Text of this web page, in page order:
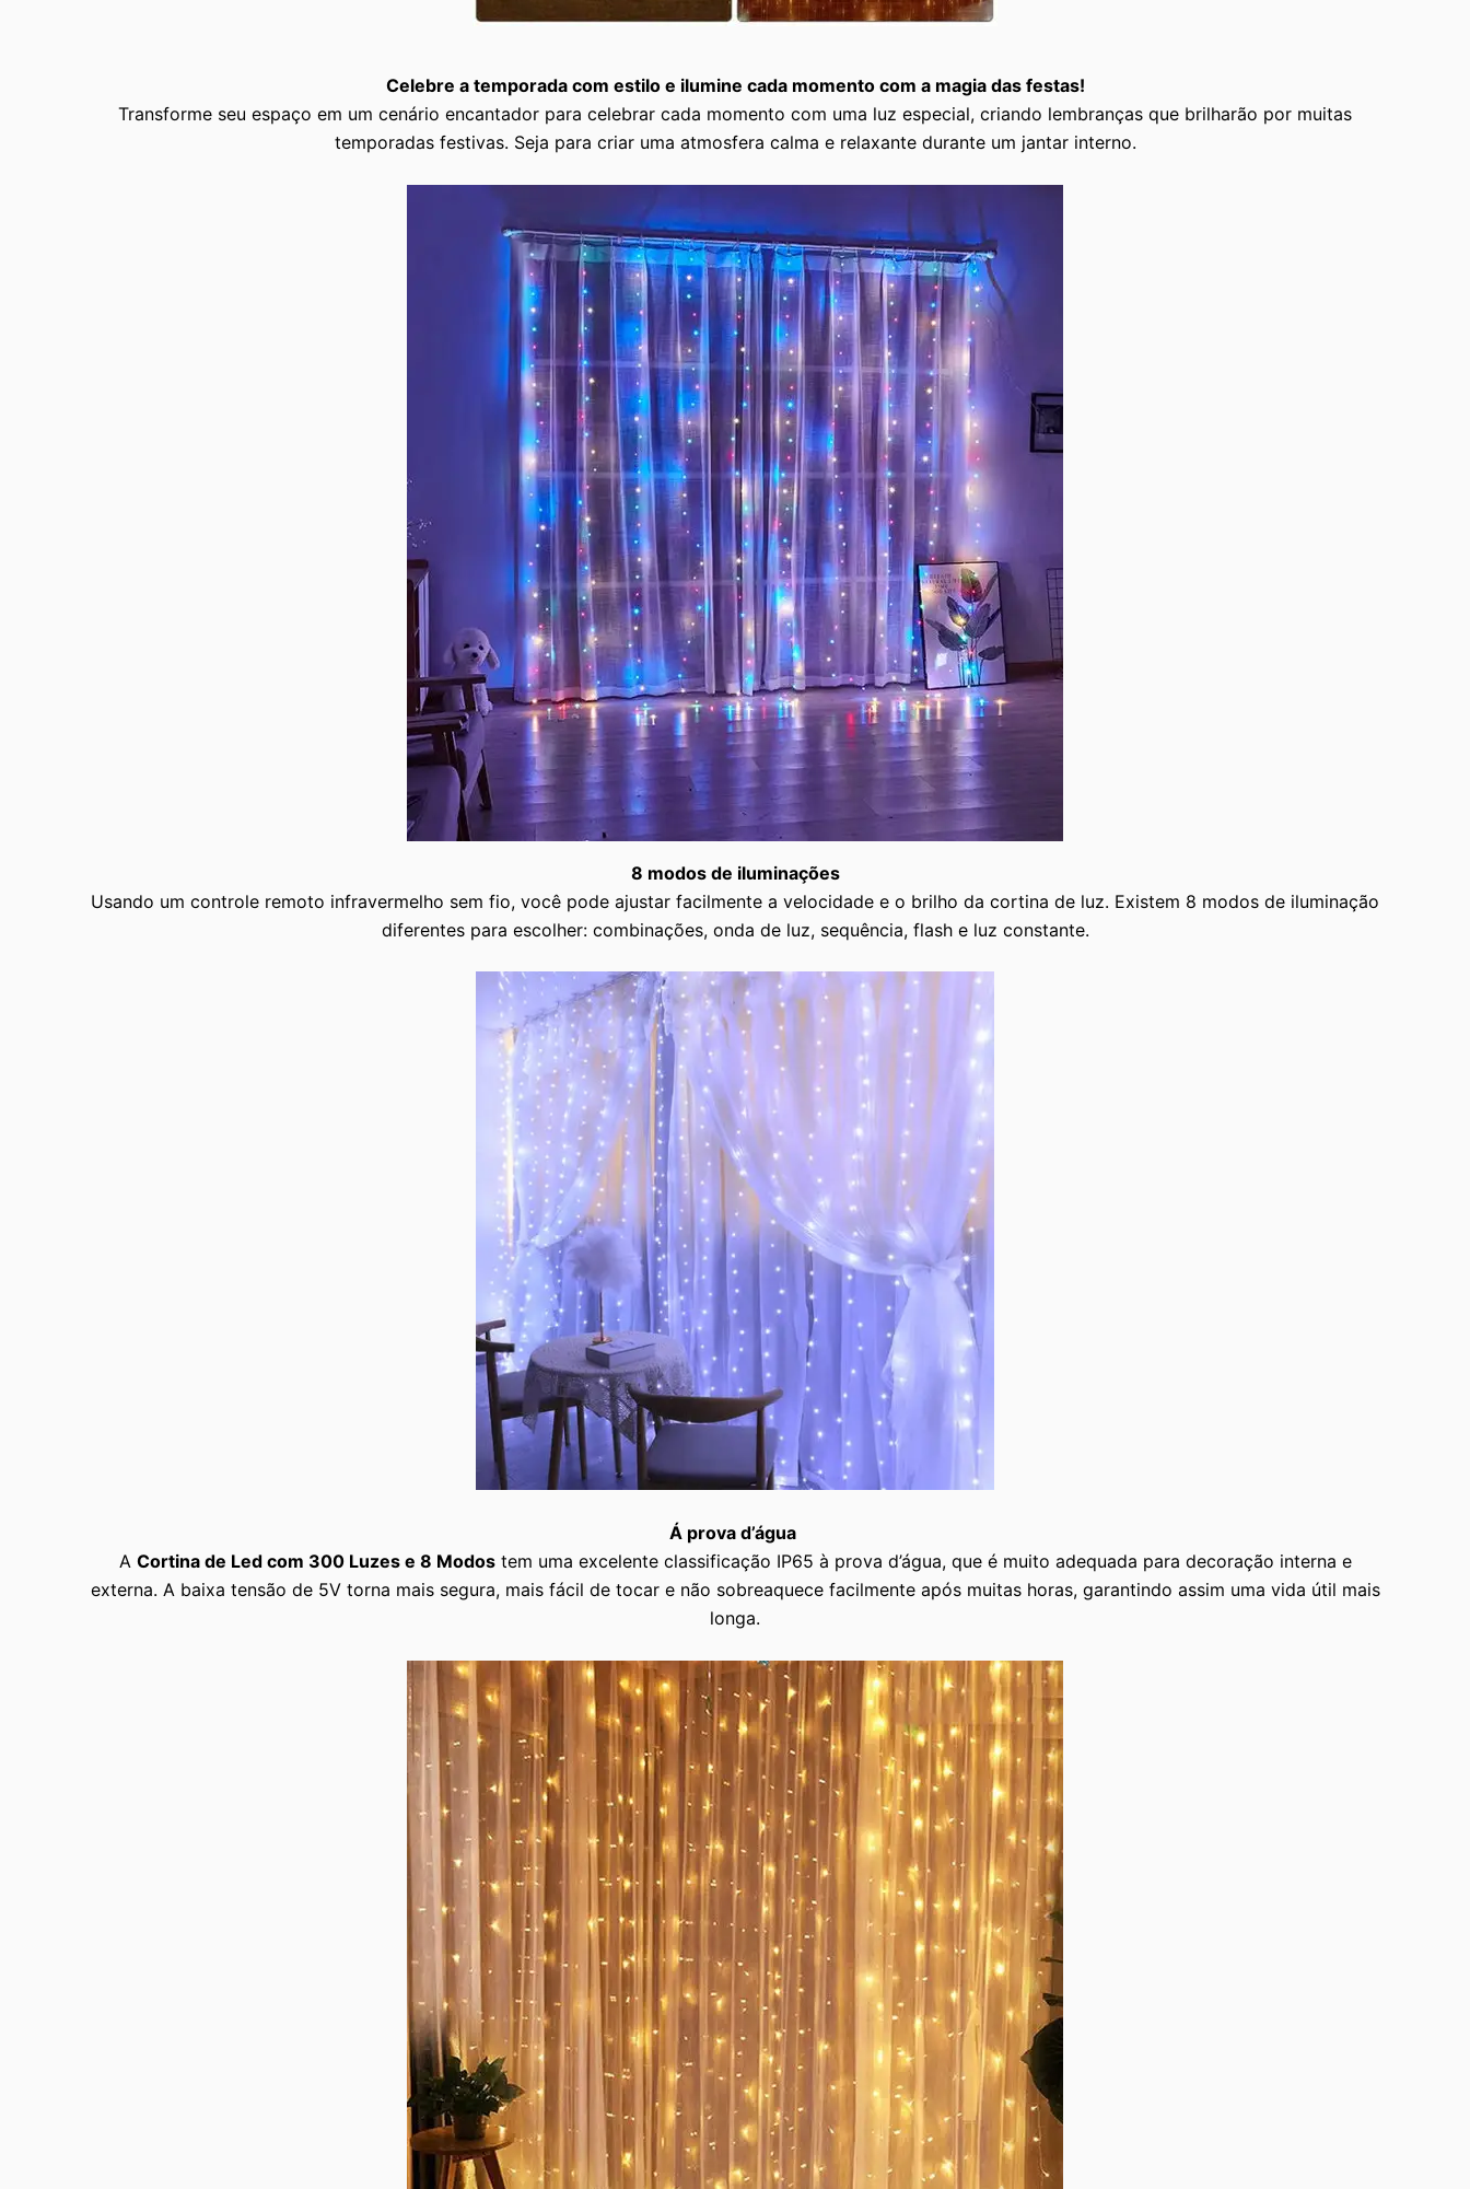
Celebre a temporada com estilo e ilumine cada momento com a magia das festas!
Transforme seu espaço em um cenário encantador para celebrar cada momento com uma luz especial, criando lembranças que brilharão por muitas
temporadas festivas. Seja para criar uma atmosfera calma e relaxante durante um jantar interno.
8 modos de iluminações
Usando um controle remoto infravermelho sem fio, você pode ajustar facilmente a velocidade e o brilho da cortina de luz. Existem 8 modos de iluminação
diferentes para escolher: combinações, onda de luz, sequência, flash e luz constante.
Á prova d’água
A Cortina de Led com 300 Luzes e 8 Modostem uma excelente classificação IP65 à prova d’água, que é muito adequada para decoração interna e
externa. A baixa tensão de 5V torna mais segura, mais fácil de tocar e não sobreaquece facilmente após muitas horas, garantindo assim uma vida útil mais
longa.